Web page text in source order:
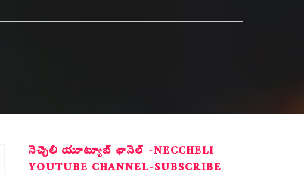
నెచ్చెలి యూట్యూబ్ ఛానెల్ -NECCHELI
YOUTUBE CHANNEL-SUBSCRIBE